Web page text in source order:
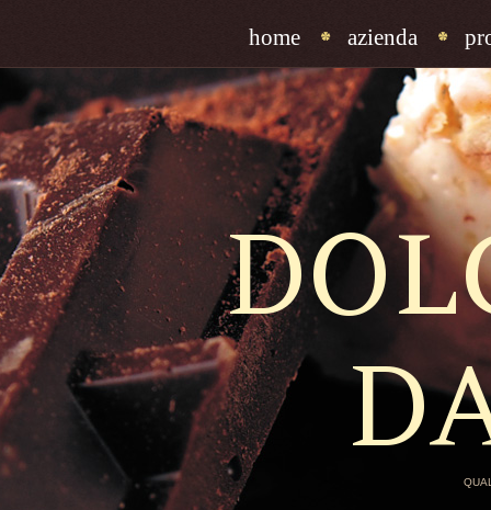
home azienda